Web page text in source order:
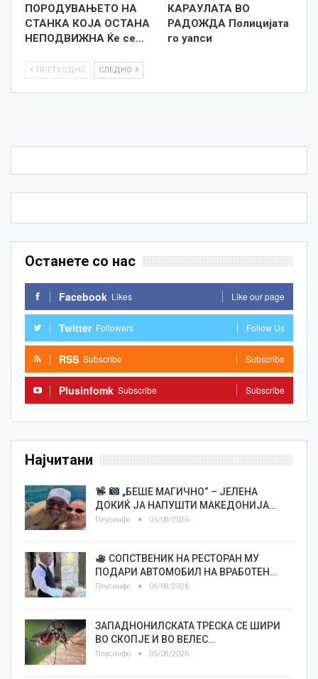
ПОРОДУВАЊЕТО НА
СТАНКА КОЈА ОСТАНА
НЕПОДВИЖНА Ќе се…
КАРАУЛАТА ВО
РАДОЖДА Полицијата
го уапси
ПРЕТХОДНО СЛЕДНО
Останете со нас
Facebook Likes Like our page
Twitter Followers Follow Us
RSS Subscribe Subscribe
Plusinfomk Subscribe Subscribe
Најчитани
„БЕШЕ МАГИЧНО“ – ЈЕЛЕНА
ДОКИЌ ЈА НАПУШТИ МАКЕДОНИЈА…
Плусинфо 05/08/2026
СОПСТВЕНИК НА РЕСТОРАН МУ
ПОДАРИ АВТОМОБИЛ НА ВРАБОТЕН…
Плусинфо 06/08/2026
ЗАПАДНОНИЛСКАТА ТРЕСКА СЕ ШИРИ
ВО СКОПЈЕ И ВО ВЕЛЕС…
Плусинфо 05/08/2026